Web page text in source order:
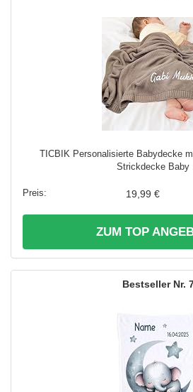
TICBIK Personalisierte Babydecke
Strickdecke Baby
19,99 €
ZUM TOP